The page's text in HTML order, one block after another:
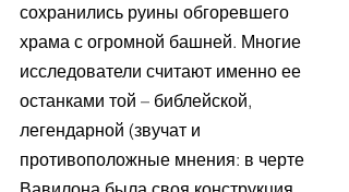
сохранились руины обгоревшего
храма с огромной башней. Многие
исследователи считают именно ее
останками той – библейской,
легендарной (звучат и
противоположные мнения: в черте